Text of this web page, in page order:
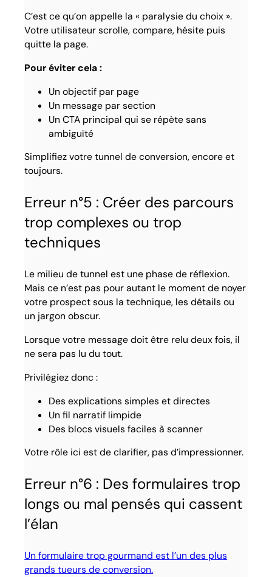
C’est ce qu’on appelle la « paralysie du choix ».
Votre utilisateur scrolle, compare, hésite puis
quitte la page.
Pour éviter cela :
Un objectif par page
Un message par section
Un CTA principal qui se répète sans
ambiguïté
Simplifiez votre tunnel de conversion, encore et
toujours.
Erreur n°5 : Créer des parcours
trop complexes ou trop
techniques
Le milieu de tunnel est une phase de réflexion.
Mais ce n’est pas pour autant le moment de noyer
votre prospect sous la technique, les détails ou
un jargon obscur.
Lorsque votre message doit être relu deux fois, il
ne sera pas lu du tout.
Privilégiez donc :
Des explications simples et directes
Un fil narratif limpide
Des blocs visuels faciles à scanner
Votre rôle ici est de clarifier, pas d’impressionner.
Erreur n°6 : Des formulaires trop
longs ou mal pensés qui cassent
l’élan
Un formulaire trop gourmand est l’un des plus
grands tueurs de conversion.